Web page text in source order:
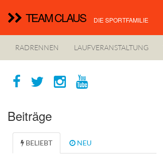
TEAM CLAUS DIE SPORTFAMILIE
RADRENNEN LAUFVERANSTALTUNG
Beiträge
BELIEBT NEU